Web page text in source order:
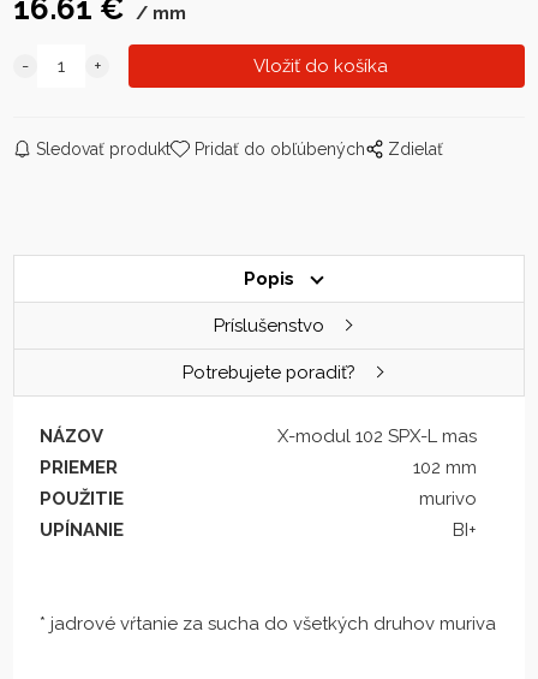
16.61 € mm
Sledovať produkt Pridať do obľúbených Zdielať
Popis
Príslušenstvo
Potrebujete poradiť?
NÁZOV
X-modul 102 SPX-L mas
PRIEMER
102 mm
POUŽITIE
murivo
UPÍNANIE
BI+
* jadrové vŕtanie za sucha do všetkých druhov muriva